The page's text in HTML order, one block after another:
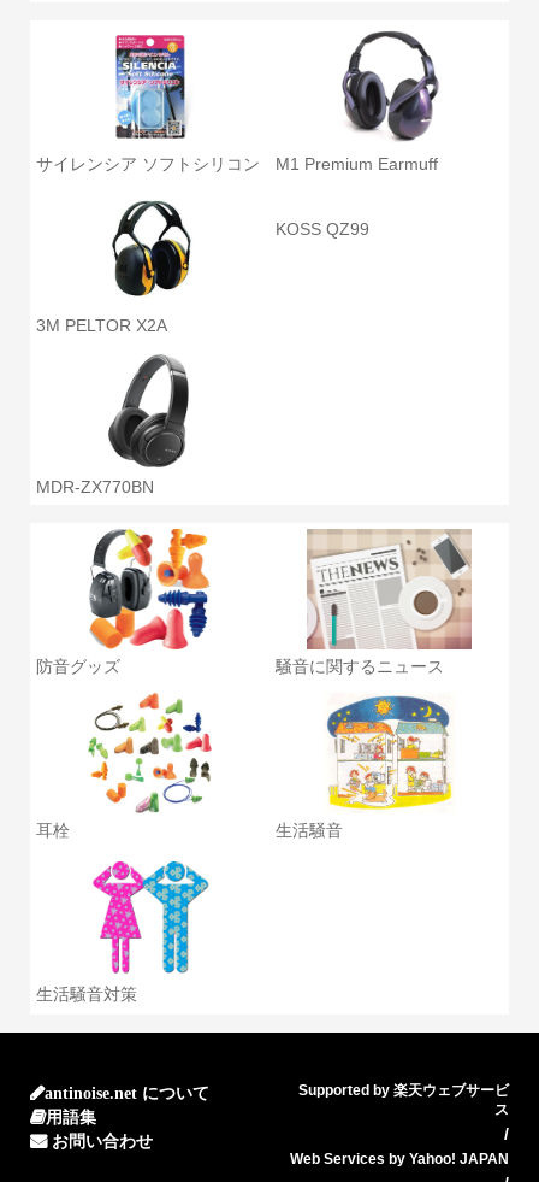
サイレンシア ソフトシリコン M1 Premium Earmuff
3M PELTOR X2A
KOSS QZ99
MDR-ZX770BN
防音グッズ 騒音に関するニュース
耳栓 生活騒音
生活騒音対策
antinoise.net について
用語集
お問い合わせ
Supported by 楽天ウェブサービ
ス
/
Web Services by Yahoo! JAPAN